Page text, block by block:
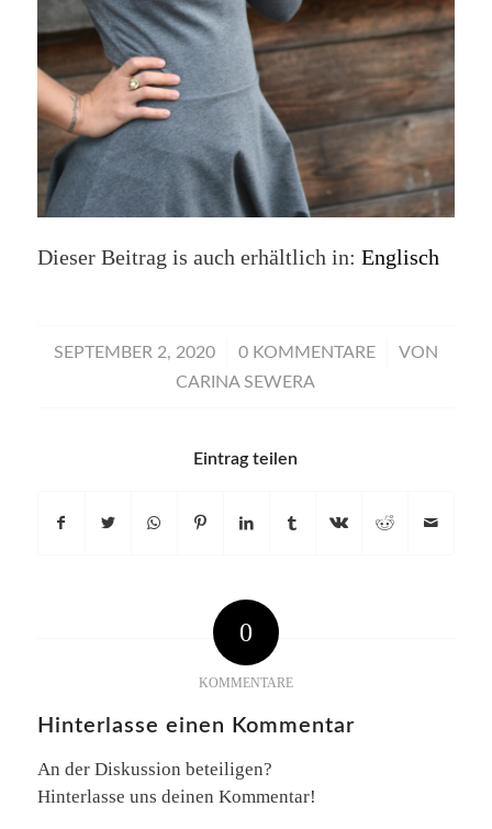
Dieser Beitrag is auch erhältlich in: Englisch
SEPTEMBER 2, 2020
/ 0 KOMMENTARE
/
VON
CARINA SEWERA
Eintrag teilen
0
KOMMENTARE
Hinterlasse einen Kommentar
An der Diskussion beteiligen?
Hinterlasse uns deinen Kommentar!